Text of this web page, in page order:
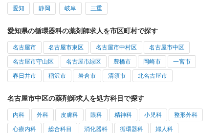
愛知 静岡 岐阜 三重
愛知県の循環器科の薬剤師求人を市区町村で探す
名古屋市 名古屋市東区 名古屋市中村区 名古屋市中区
名古屋市守山区 名古屋市緑区 豊橋市 岡崎市 一宮市
春日井市 稲沢市 岩倉市 清須市 北名古屋市
名古屋市中区の薬剤師求人を処方科目で探す
内科 外科 皮膚科 眼科 精神科 小児科 整形外科
心療内科 総合科目 消化器科 循環器科 婦人科